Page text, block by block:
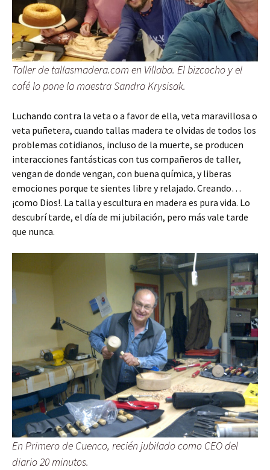
Taller de tallasmadera.com en Villaba. El bizcocho y el
café lo pone la maestra Sandra Krysisak.
Luchando contra la veta o a favor de ella, veta maravillosa o
veta puñetera, cuando tallas madera te olvidas de todos los
problemas cotidianos, incluso de la muerte, se producen
interacciones fantásticas con tus compañeros de taller,
vengan de donde vengan, con buena química, y liberas
emociones porque te sientes libre y relajado. Creando…
¡como Dios!. La talla y escultura en madera es pura vida. Lo
descubrí tarde, el día de mi jubilación, pero más vale tarde
que nunca.
En Primero de Cuenco, recién jubilado como CEO del
diario 20 minutos.